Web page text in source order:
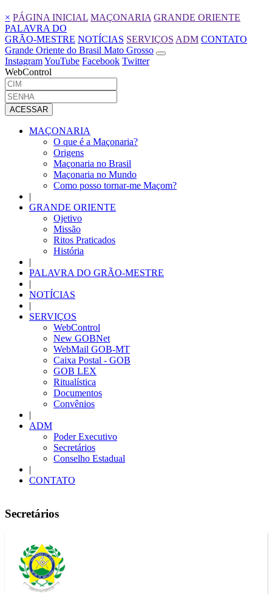
× PÁGINA INICIAL MAÇONARIA GRANDE ORIENTE
PALAVRA DO
GRÃO-MESTRE NOTÍCIAS SERVIÇOS ADM CONTATO
Grande Oriente do Brasil Mato Grosso
InstagramYouTube Facebook Twitter
WebControl
ACESSAR
MAÇONARIA
O que é a Maçonaria?
Origens
Maçonaria no Brasil
Maçonaria no Mundo
Como posso tornar-me Maçom?
|
GRANDE ORIENTE
Ojetivo
Missão
Ritos Praticados
História
|
PALAVRA DO GRÃO-MESTRE
|
NOTÍCIAS
|
SERVIÇOS
WebControl
New GOBNet
WebMail GOB-MT
Caixa Postal - GOB
GOB LEX
Ritualística
Documentos
Convênios
|
ADM
Poder Executivo
Secretários
Conselho Estadual
|
CONTATO
Secretários